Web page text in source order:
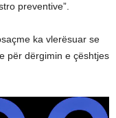
preventive”.
ka vlerësuar se
për dërgimin e çështjes